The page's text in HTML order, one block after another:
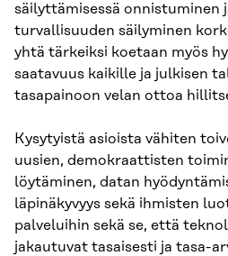
säilyttämisessä onnistuminen
turvallisuuden säilyminen
yhtä tärkeiksi koetaan myös
saatavuus kaikille ja julkisen
tasapainoon velan ottoa
Kysytyistä asioista vähiten
uusien, demokraattisten
löytäminen, datan
läpinäkyvyys sekä ihmisten
palveluihin sekä se, että
jakautuvat tasaisesti ja tasa-